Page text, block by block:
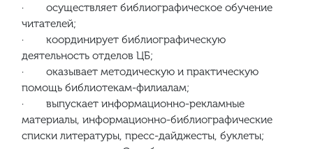
· осуществляет библиографическое обучение
читателей;
· координирует библиографическую
деятельность отделов ЦБ;
· оказывает методическую и практическую
помощь библиотекам-филиалам;
· выпускает информационно-рекламные
материалы, информационно-библиографические
списки литературы, пресс-дайджесты, буклеты;